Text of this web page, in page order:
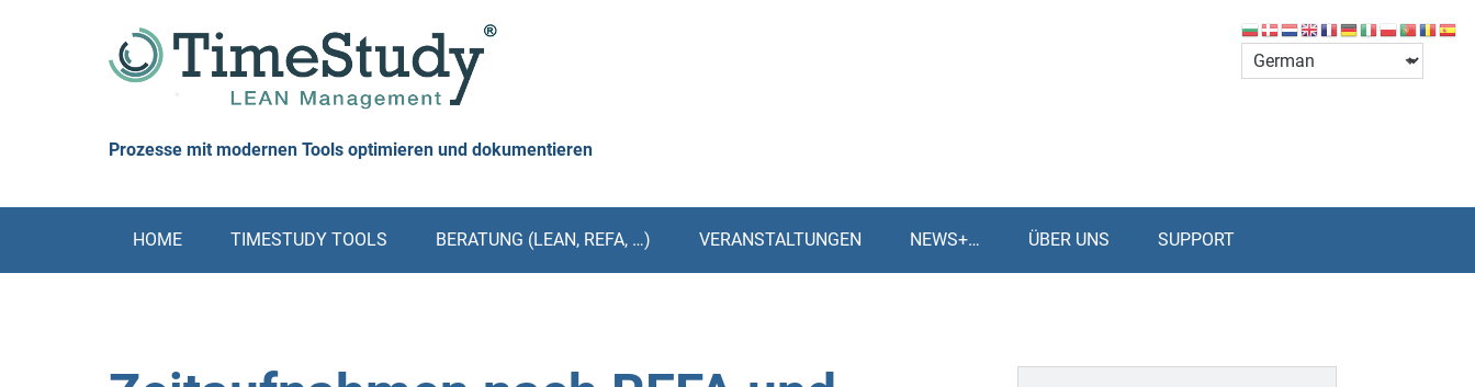
Prozesse mit modernen Tools optimieren und dokumentieren
HOME TIMESTUDY TOOLS BERATUNG (LEAN, REFA, …) VERANSTALTUNGEN NEWS+… ÜBER UNS SUPPORT